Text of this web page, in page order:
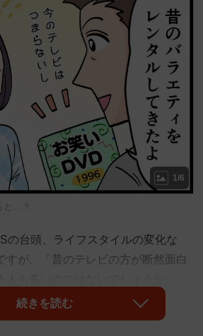
1/6
と…？
の台頭、ライフスタイルの変化な
すが、「昔のテレビの方が断然面白
（40代）もそのひとり。ある日、
続きを読む